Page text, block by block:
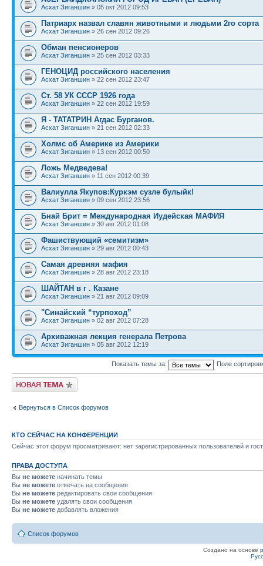
Асхат Зиганшин » 05 окт 2012 09:53
Патриарх назвал славян животными и людьми 2го сорта
Асхат Зиганшин » 26 сен 2012 09:26
Обман пенсионеров
Асхат Зиганшин » 25 сен 2012 03:33
ГЕНОЦИД российского населения
Асхат Зиганшин » 22 сен 2012 23:47
Ст. 58 УК СССР 1926 года
Асхат Зиганшин » 22 сен 2012 19:59
Я - ТАТАТРИН Агдас Бурганов.
Асхат Зиганшин » 21 сен 2012 02:33
Холмс об Америке из Америки
Асхат Зиганшин » 13 сен 2012 00:50
Ложь Медведева!
Асхат Зиганшин » 11 сен 2012 00:39
Вaлиулла Якупов:Куркэм сузле булыйк!
Асхат Зиганшин » 09 сен 2012 23:56
Бнай Брит = Международная Иудейская МАФИЯ
Асхат Зиганшин » 30 авг 2012 01:08
Фашиствующий «семитизм»
Асхат Зиганшин » 29 авг 2012 00:43
Самая древняя мафия
Асхат Зиганшин » 28 авг 2012 23:18
ШАЙТАН в г . Казане
Асхат Зиганшин » 21 авг 2012 09:09
"Синайский “турпоход”
Асхат Зиганшин » 02 авг 2012 07:28
Архиважная лекция генерала Петрова
Асхат Зиганшин » 05 авг 2012 12:19
Показать темы за: Поле
Новая тема
Вернуться в Список форумов
КТО СЕЙЧАС НА КОНФЕРЕНЦИИ
Сейчас этот форум просматривают: нет зарегистрированных пользователей и
ПРАВА ДОСТУПА
Вы не можете начинать темы
Вы не можете отвечать на сообщения
Вы не можете редактировать свои сообщения
Вы не можете удалять свои сообщения
Вы не можете добавлять вложения
Список форумов
Создано на основе